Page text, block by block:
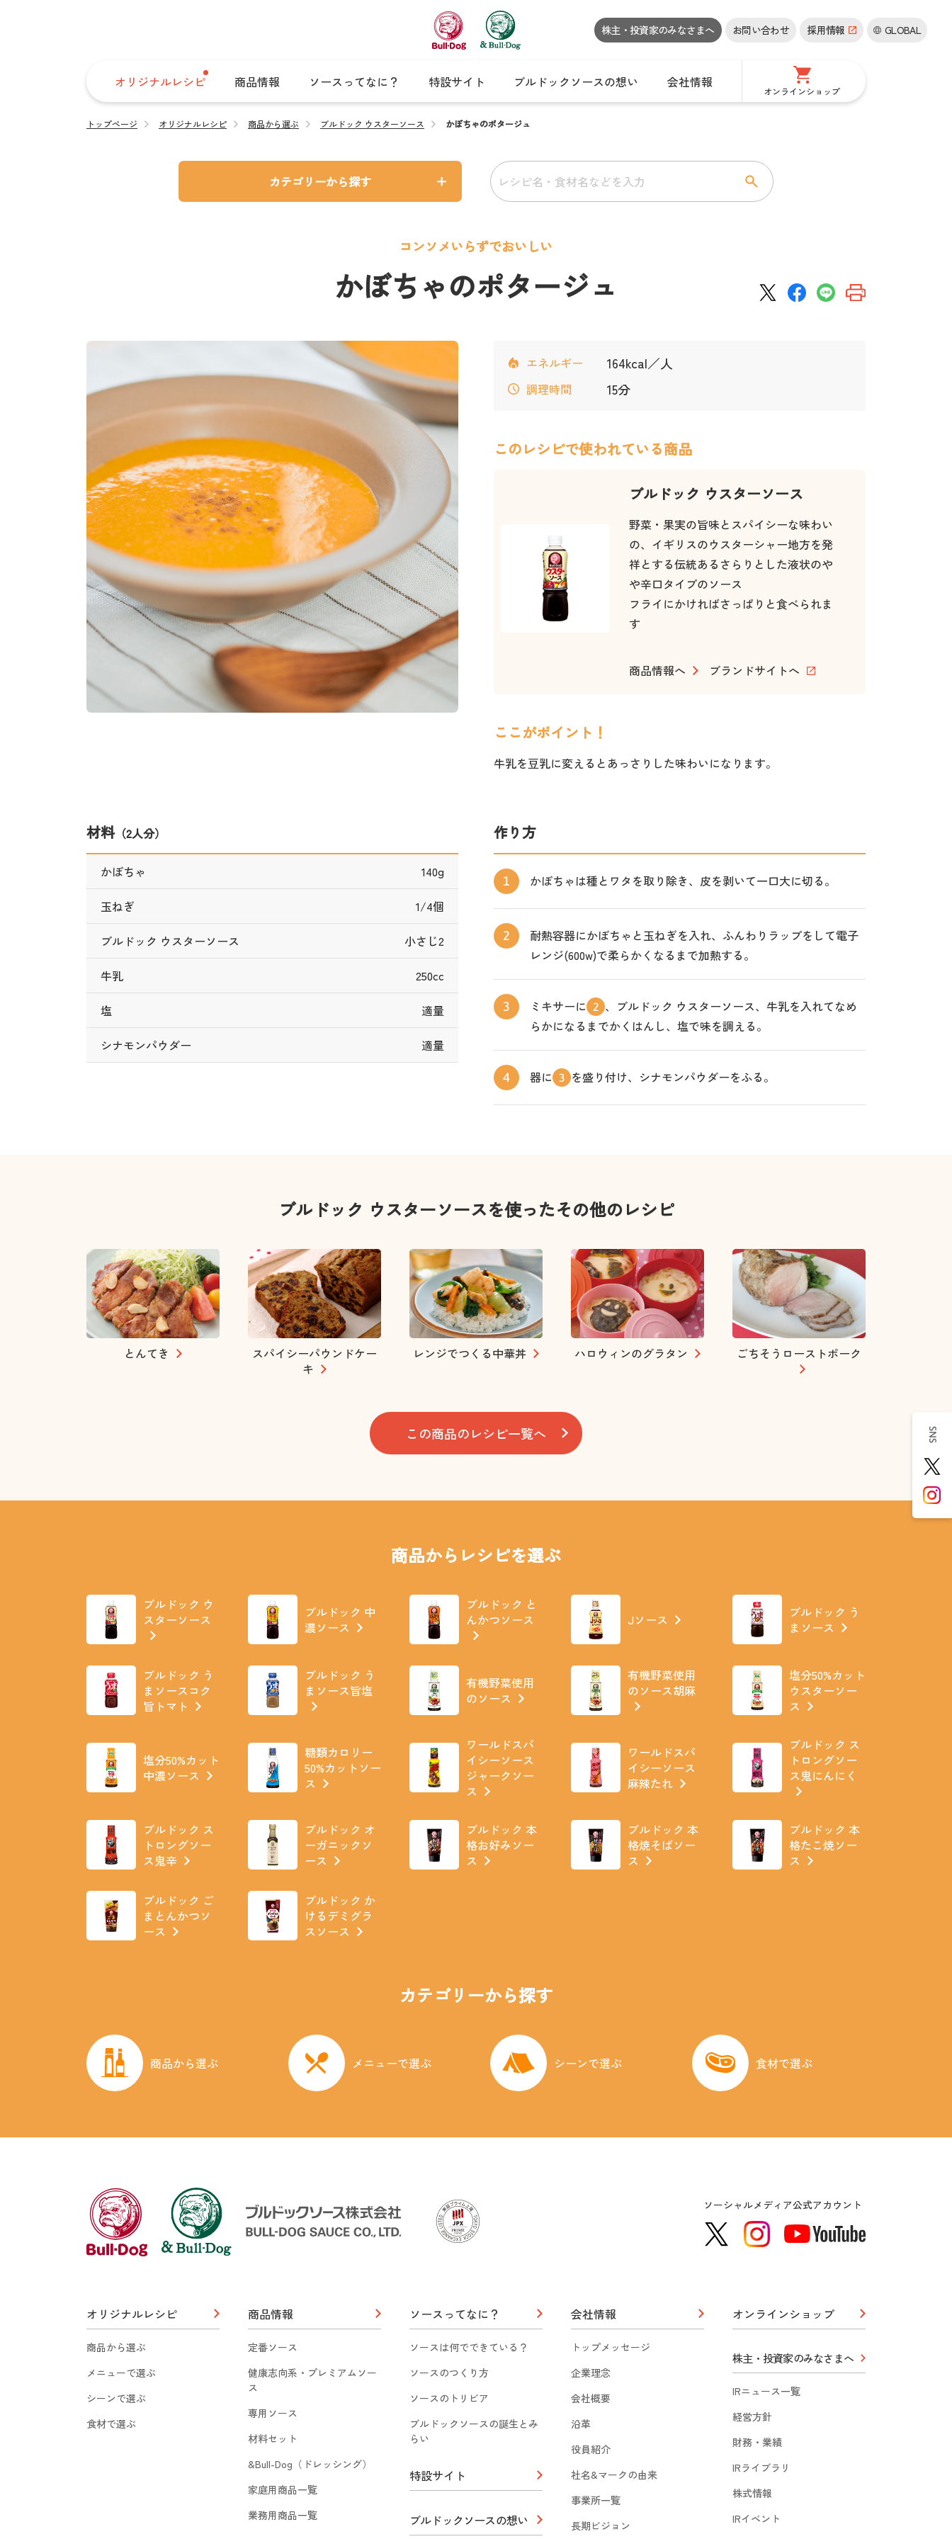
株主・投資家のみなさまへ お問い合わせ 採用情報 GLOBAL
オリジナルレシピ 商品情報 ソースってなに？ 特設サイト ブルドックソースの想い 会社情報
オンラインショップ
トップページ オリジナルレシピ 商品から選ぶ ブルドック ウスターソース かぼちゃのポタージュ
カテゴリーから探す
コンソメいらずでおいしい
かぼちゃのポタージュ
エネルギー 164kcal／人
調理時間 15分
このレシピで使われている商品
ブルドック ウスターソース
野菜・果実の旨味とスパイシーな味わい
の、イギリスのウスターシャー地方を発
祥とする伝統あるさらりとした液状のや
や辛口タイプのソース
フライにかければさっぱりと食べられま
す
商品情報へ ブランドサイトへ
ここがポイント！
牛乳を豆乳に変えるとあっさりした味わいになります。
材料（2人分）
かぼちゃ 140g
玉ねぎ 1/4個
ブルドック ウスターソース 小さじ2
牛乳 250cc
塩 適量
シナモンパウダー 適量
作り方
1 かぼちゃは種とワタを取り除き、皮を剥いて一口大に切る。
2
耐熱容器にかぼちゃと玉ねぎを入れ、ふんわりラップをして電子
レンジ(600w)で柔らかくなるまで加熱する。
3 ミキサーに 2 、ブルドック ウスターソース、牛乳を入れてなめ
らかになるまでかくはんし、塩で味を調える。
4 器に 3 を盛り付け、シナモンパウダーをふる。
ブルドック ウスターソースを使ったその他のレシピ
とんてき
スパイシーパウンドケー
キ
レンジでつくる中華丼 ハロウィンのグラタン ごちそうローストポーク
この商品のレシピ一覧へ
商品からレシピを選ぶ
ブルドック ウ
スターソース
ブルドック 中
濃ソース
ブルドック と
んかつソース
Jソース
ブルドック う
まソース
ブルドック う
まソースコク
旨トマト
ブルドック う
まソース旨塩
有機野菜使用
のソース
有機野菜使用
のソース胡麻
塩分50%カット
ウスターソー
ス
塩分50%カット
中濃ソース
糖類カロリー
50%カットソー
ス
ワールドスパ
イシーソース
ジャークソー
ス
ワールドスパ
イシーソース
麻辣たれ
ブルドック ス
トロングソー
ス鬼にんにく
ブルドック ス
トロングソー
ス鬼辛
ブルドック オ
ーガニックソ
ース
ブルドック 本
格お好みソー
ス
ブルドック 本
格焼そばソー
ス
ブルドック 本
格たこ焼ソー
ス
ブルドック ご
まとんかつソ
ース
ブルドック か
けるデミグラ
スソース
カテゴリーから探す
商品から選ぶ メニューで選ぶ シーンで選ぶ 食材で選ぶ
SNS
ソーシャルメディア公式アカウント
オリジナルレシピ
商品から選ぶ
メニューで選ぶ
シーンで選ぶ
食材で選ぶ
商品情報
定番ソース
健康志向系・プレミアムソー
ス
専用ソース
材料セット
&Bull-Dog（ドレッシング）
家庭用商品一覧
業務用商品一覧
ソースってなに？
ソースは何でできている？
ソースのつくり方
ソースのトリビア
ブルドックソースの誕生とみ
らい
特設サイト
ブルドックソースの想い
会社情報
トップメッセージ
企業理念
会社概要
沿革
役員紹介
社名&マークの由来
事業所一覧
長期ビジョン
オンラインショップ
株主・投資家のみなさまへ
IRニュース一覧
経営方針
財務・業績
IRライブラリ
株式情報
IRイベント